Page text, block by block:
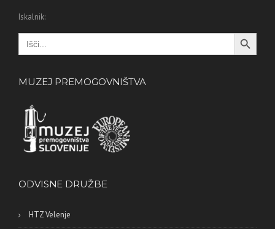
Iskalnik:
Search
for:
Search Button
MUZEJ PREMOGOVNIŠTVA
ODVISNE DRUŽBE
HTZ Velenje